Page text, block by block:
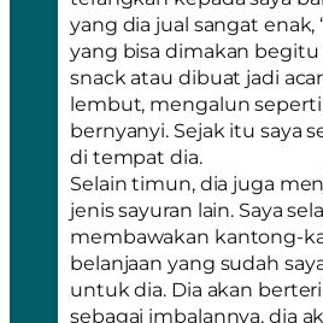
yang dia jual sangat enak,
yang bisa dimakan begitu
snack atau dibuat jadi
lembut, mengalun
bernyanyi. Sejak itu saya
di tempat dia.
Selain timun, dia juga
jenis sayuran lain. Saya
membawakan kantong-
belanjaan yang sudah
untuk dia. Dia akan
sebagai imbalannya, dia